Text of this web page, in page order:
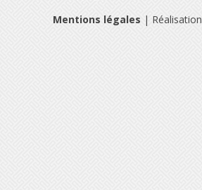
Mentions légales | Réalisation